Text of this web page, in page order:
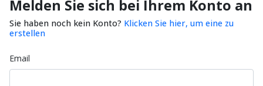
Melden Sie sich bei Ihrem Konto an
Sie haben noch kein Konto? Klicken Sie hier, um eine zu
erstellen
Email